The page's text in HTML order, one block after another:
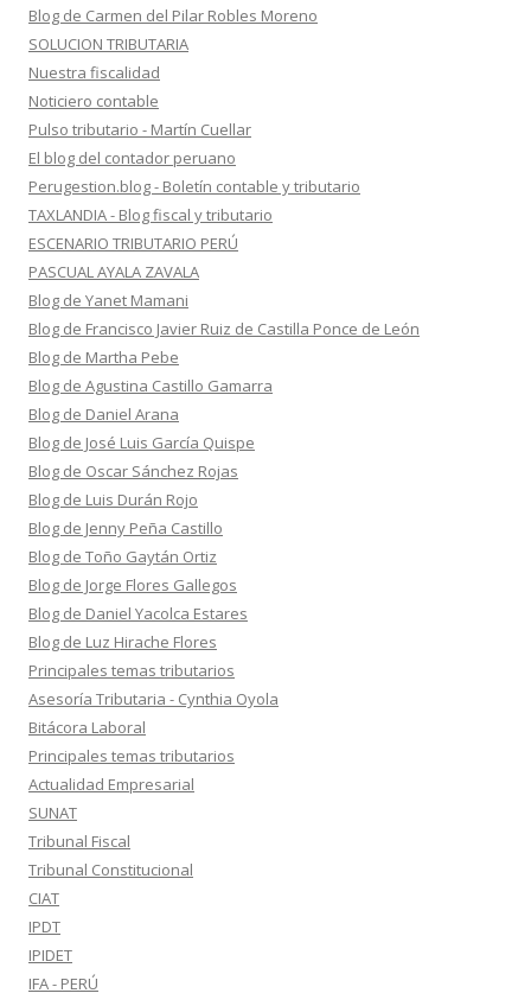
Blog de Carmen del Pilar Robles Moreno
SOLUCION TRIBUTARIA
Nuestra fiscalidad
Noticiero contable
Pulso tributario - Martín Cuellar
El blog del contador peruano
Perugestion.blog - Boletín contable y tributario
TAXLANDIA - Blog fiscal y tributario
ESCENARIO TRIBUTARIO PERÚ
PASCUAL AYALA ZAVALA
Blog de Yanet Mamani
Blog de Francisco Javier Ruiz de Castilla Ponce de León
Blog de Martha Pebe
Blog de Agustina Castillo Gamarra
Blog de Daniel Arana
Blog de José Luis García Quispe
Blog de Oscar Sánchez Rojas
Blog de Luis Durán Rojo
Blog de Jenny Peña Castillo
Blog de Toño Gaytán Ortiz
Blog de Jorge Flores Gallegos
Blog de Daniel Yacolca Estares
Blog de Luz Hirache Flores
Principales temas tributarios
Asesoría Tributaria - Cynthia Oyola
Bitácora Laboral
Principales temas tributarios
Actualidad Empresarial
SUNAT
Tribunal Fiscal
Tribunal Constitucional
CIAT
IPDT
IPIDET
IFA - PERÚ